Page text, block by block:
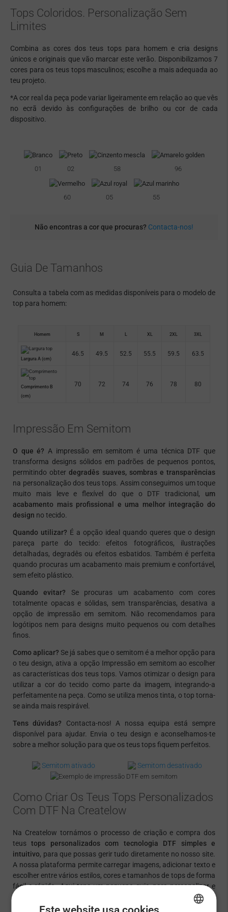
Tops Coloridos. Personalização Sem
Limites
Combina as cores dos teus tops para homem e cria designs
únicos e originais que vão marcar este verão. Disponibilizamos 7
cores para os teus tops masculinos; escolhe a mais adequada ao
teu projeto.
*A cor real da peça pode variar ligeiramente em relação ao que vês
no ecrã devido às configurações de brilho ou cor de cada
dispositivo.
01 02 58 96
60 05 55
Não encontras a cor que procuras? Contacta-nos!
Guia De Tamanhos
Consulta a tabela com as medidas disponíveis para o modelo de
top para homem:
Homem S M L XL 2XL 3XL
Largura A (cm)
46.5 49.5 52.5 55.5 59.5 63.5
Comprimento B
(cm)
70 72 74 76 78 80
Impressão Em Semitom
O que é? A impressão em semitom é uma técnica DTF que
transforma designs sólidos em padrões de pequenos pontos,
permitindo obterdegradês suaves, sombras e transparências
na personalização dos teus tops. Assim conseguimos um toque
muito mais leve e flexível do que o DTF tradicional, um
acabamento mais profissional e uma melhor integração do
design no tecido.
Quando utilizar? É a opção ideal quando queres que o design
pareça parte do tecido: efeitos fotográficos, ilustrações
detalhadas, degradês ou efeitos esbatidos. Também é perfeita
quando procuras um acabamento mais premium e confortável,
sem efeito plástico.
Quando evitar? Se procuras um acabamento com cores
totalmente opacas e sólidas, sem transparências, desativa a
opção de impressão em semitom. Não recomendamos para
logótipos nem para designs muito pequenos ou com detalhes
finos.
Como aplicar? Se já sabes que o semitom é a melhor opção para
o teu design, ativa a opção Impressão em semitom ao escolher
as características dos teus tops. Vamos otimizar o design para
utilizar a cor do tecido como parte da imagem, integrando-a
perfeitamente na peça. Como se utiliza menos tinta, o top torna-
se ainda mais respirável.
Tens dúvidas? Contacta-nos! A nossa equipa está sempre
disponível para ajudar. Envia o teu design e aconselhamos-te
sobre a melhor solução para que os teus tops fiquem perfeitos.
Semitom ativado Semitom desativado
Como Criar Os Teus Tops Personalizados
Com DTF Na Createlow
Na Createlow tornámos o processo de criação e compra dos
teustops personalizados com tecnologia DTF
simples e
intuitivo, para que possas gerir tudo diretamente no nosso site.
A nossa plataforma permite carregar imagens, adicionar texto e
escolher entre vários estilos, cores e tamanhos de tops de forma
fácil e rápida. Aqui tens um pequeno guia para personalizar e
comprar os teus tops personalizados com impressão DTF em
poucos passos: